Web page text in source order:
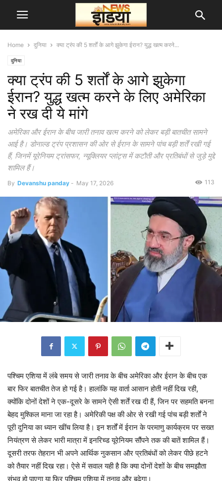
Home दुनिया क्या ट्रंप की 5 शर्तों के आगे झुकेगा ईरान? युद्ध खत्म करने...
दुनिया
क्या ट्रंप की 5 शर्तों के आगे झुकेगा
ईरान? युद्ध खत्म करने के लिए अमेरिका
ने रख दी ये मांगे
अमेरिका और ईरान के बीच जारी तनाव खत्म करने को लेकर बड़ी बातचीत सामने
आई है। डोनाल्ड ट्रंप प्रशासन की ओर से ईरान के सामने पांच बड़ी शर्तें रखी गई
हैं, जिनमें यूरेनियम ट्रांसफर, न्यूक्लियर प्लांट्स में कटौती और प्रतिबंधों से जुड़े मुद्दे
शामिल हैं।
By Devanshu panday - May 17, 2026 113
पश्चिम एशिया में लंबे समय से जारी तनाव के बीच अमेरिका और ईरान के बीच एक
बार फिर बातचीत तेज हो गई है। हालांकि यह वार्ता आसान होती नहीं दिख रही,
क्योंकि दोनों देशों ने एक-दूसरे के सामने ऐसी शर्तें रख दी हैं, जिन पर सहमति बनना
बेहद मुश्किल माना जा रहा है। अमेरिकी पक्ष की ओर से रखी गई पांच बड़ी शर्तों ने
पूरी दुनिया का ध्यान खींच लिया है। इन शर्तों में ईरान के परमाणु कार्यक्रम पर सख्त
नियंत्रण से लेकर भारी मात्रा में इनरिच्ड यूरेनियम सौंपने तक की बातें शामिल हैं।
दूसरी तरफ तेहरान भी अपने आर्थिक नुकसान और प्रतिबंधों को लेकर पीछे हटने
को तैयार नहीं दिख रहा। ऐसे में सवाल यही है कि क्या दोनों देशों के बीच समझौता
संभव हो पाएगा या फिर पश्चिम एशिया में तनाव और बढ़ेगा।